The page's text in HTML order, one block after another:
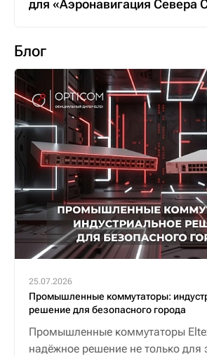
для «Аэронавигация Севера
Блог
25.07.2026
Промышленные коммутаторы:
решение для безопасного города
Промышленные коммутаторы
надёжное решение не только для